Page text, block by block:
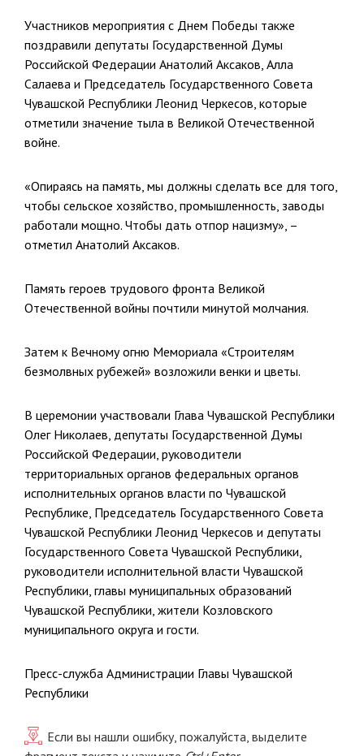
Участников мероприятия с Днем Победы также
поздравили депутаты Государственной Думы
Российской Федерации Анатолий Аксаков, Алла
Салаева и Председатель Государственного Совета
Чувашской Республики Леонид Черкесов, которые
отметили значение тыла в Великой Отечественной
войне.
«Опираясь на память, мы должны сделать все для того,
чтобы сельское хозяйство, промышленность, заводы
работали мощно. Чтобы дать отпор нацизму», –
отметил Анатолий Аксаков.
Память героев трудового фронта Великой
Отечественной войны почтили минутой молчания.
Затем к Вечному огню Мемориала «Строителям
безмолвных рубежей» возложили венки и цветы.
В церемонии участвовали Глава Чувашской Республики
Олег Николаев, депутаты Государственной Думы
Российской Федерации, руководители
территориальных органов федеральных органов
исполнительных органов власти по Чувашской
Республике, Председатель Государственного Совета
Чувашской Республики Леонид Черкесов и депутаты
Государственного Совета Чувашской Республики,
руководители исполнительной власти Чувашской
Республики, главы муниципальных образований
Чувашской Республики, жители Козловского
муниципального округа и гости.
Пресс-служба Администрации Главы Чувашской
Республики
Если вы нашли ошибку, пожалуйста, выделите